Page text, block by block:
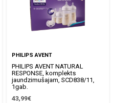
PHILIPS AVENT
PHILIPS AVENT NATURAL
RESPONSE, komplekts
jaundzimušajam, SCD838/11,
1gab.
43,99€